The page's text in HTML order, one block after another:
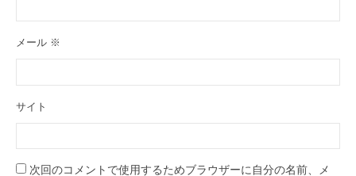
メール ※
サイト
次回のコメントで使用するためブラウザーに自分の名前、メ